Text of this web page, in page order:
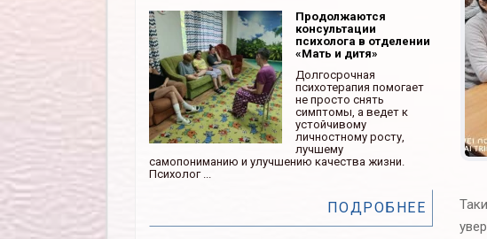
Продолжаются
консультации
психолога в отделении
«Мать и дитя»
Долгосрочная
психотерапия помогает
не просто снять
симптомы, а ведет к
устойчивому
личностному росту,
лучшему
самопониманию и улучшению качества жизни.
Психолог ...
ПОДРОБНЕЕ